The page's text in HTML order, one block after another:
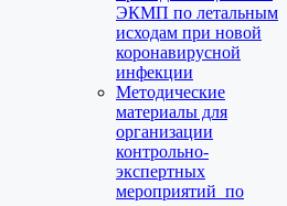
ЭКМП по летальным
исходам при новой
коронавирусной
инфекции
Методические
материалы для
организации
контрольно-
экспертных
мероприятий по